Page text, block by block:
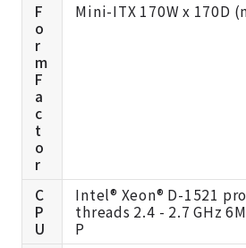
F
o
r
m
F
a
c
t
o
r
Mini-ITX 170W x 170D
C
P
U
Intel® Xeon® D-1521
threads 2.4 - 2.7 GHz
P